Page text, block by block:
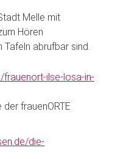
Melle mit
Hören
Tafeln abrufbar sind.
ilse-losa-in-
frauenORTE
die-